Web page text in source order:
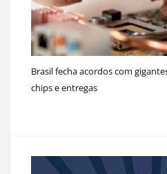
Brasil fecha acordos com
chips e entregas